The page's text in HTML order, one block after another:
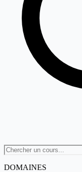
DOMAINES